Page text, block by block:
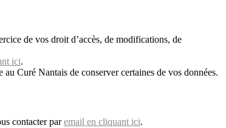
de vos droit d’accès, de modifications, de
ici.
Curé Nantais de conserver certaines de vos données.
contacter paremail en cliquant ici.